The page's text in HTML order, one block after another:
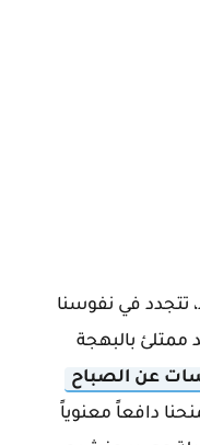
في نفوسنا
ممتلئ بالبهجة
عن الصباح
دافعاً معنوياً